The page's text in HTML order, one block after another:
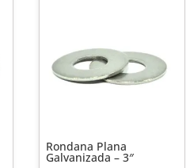
Rondana Plana
Galvanizada – 3″